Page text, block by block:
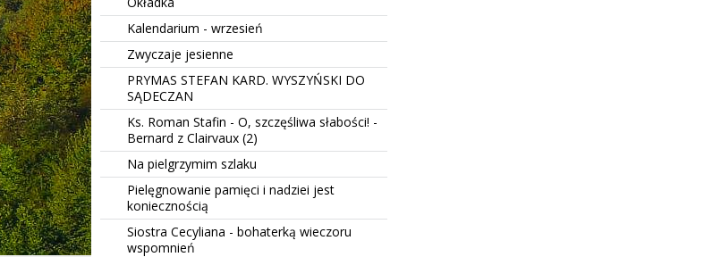
Kalendarium - wrzesień
Zwyczaje jesienne
PRYMAS STEFAN KARD. WYSZYŃSKI DO
SĄDECZAN
Ks. Roman Stafin - O, szczęśliwa słabości! -
Bernard z Clairvaux (2)
Na pielgrzymim szlaku
Pielęgnowanie pamięci i nadziei jest
koniecznością
Siostra Cecyliana - bohaterką wieczoru
wspomnień